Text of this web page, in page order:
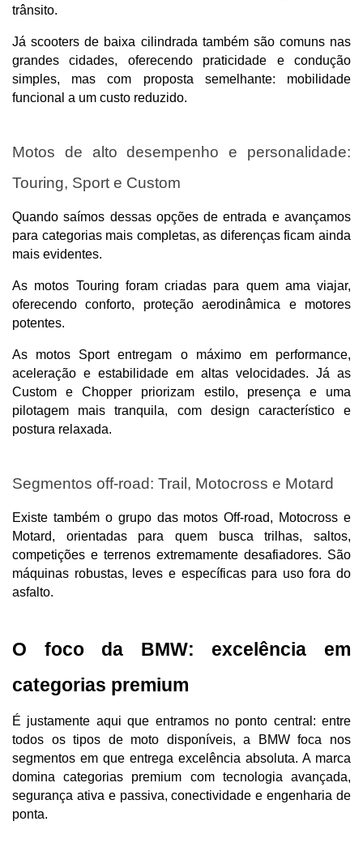
trânsito.
Já scooters de baixa cilindrada também são comuns nas
grandes cidades, oferecendo praticidade e condução
simples, mas com proposta semelhante: mobilidade
funcional a um custo reduzido.
Motos de alto desempenho e personalidade:
Touring, Sport e Custom
Quando saímos dessas opções de entrada e avançamos
para categorias mais completas, as diferenças ficam ainda
mais evidentes.
As motos Touring foram criadas para quem ama viajar,
oferecendo conforto, proteção aerodinâmica e motores
potentes.
As motos Sport entregam o máximo em performance,
aceleração e estabilidade em altas velocidades. Já as
Custom e Chopper priorizam estilo, presença e uma
pilotagem mais tranquila, com design característico e
postura relaxada.
Segmentos off-road: Trail, Motocross e Motard
Existe também o grupo das motos Off-road, Motocross e
Motard, orientadas para quem busca trilhas, saltos,
competições e terrenos extremamente desafiadores. São
máquinas robustas, leves e específicas para uso fora do
asfalto.
O foco da BMW: excelência em
categorias premium
É justamente aqui que entramos no ponto central: entre
todos os tipos de moto disponíveis, a BMW foca nos
segmentos em que entrega excelência absoluta. A marca
domina categorias premium com tecnologia avançada,
segurança ativa e passiva, conectividade e engenharia de
ponta.